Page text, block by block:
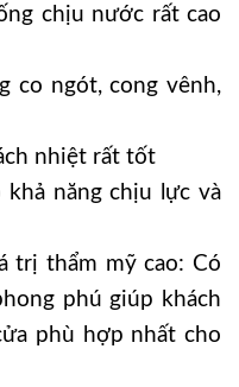
chịu nước rất cao
co ngót, cong vênh,
nhiệt rất tốt
năng chịu lực và
trị thẩm mỹ cao: Có
phú giúp khách
phù hợp nhất cho